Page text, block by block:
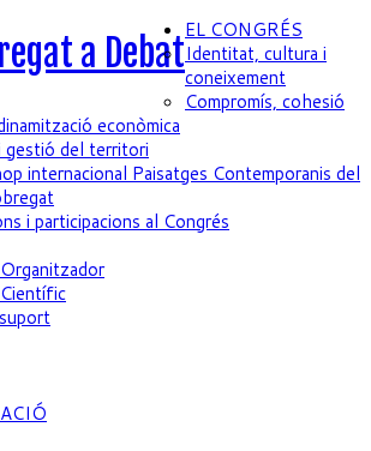
a Debat
EL CONGRÉS
Identitat, cultura i
coneixement
Compromís, cohesió
econòmica
gestió del territori
internacional Paisatges Contemporanis del
i participacions al Congrés